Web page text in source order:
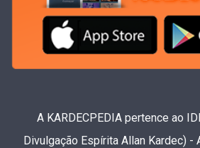
A KARDECPEDIA pertence ao
Divulgação Espírita Allan Kardec) -